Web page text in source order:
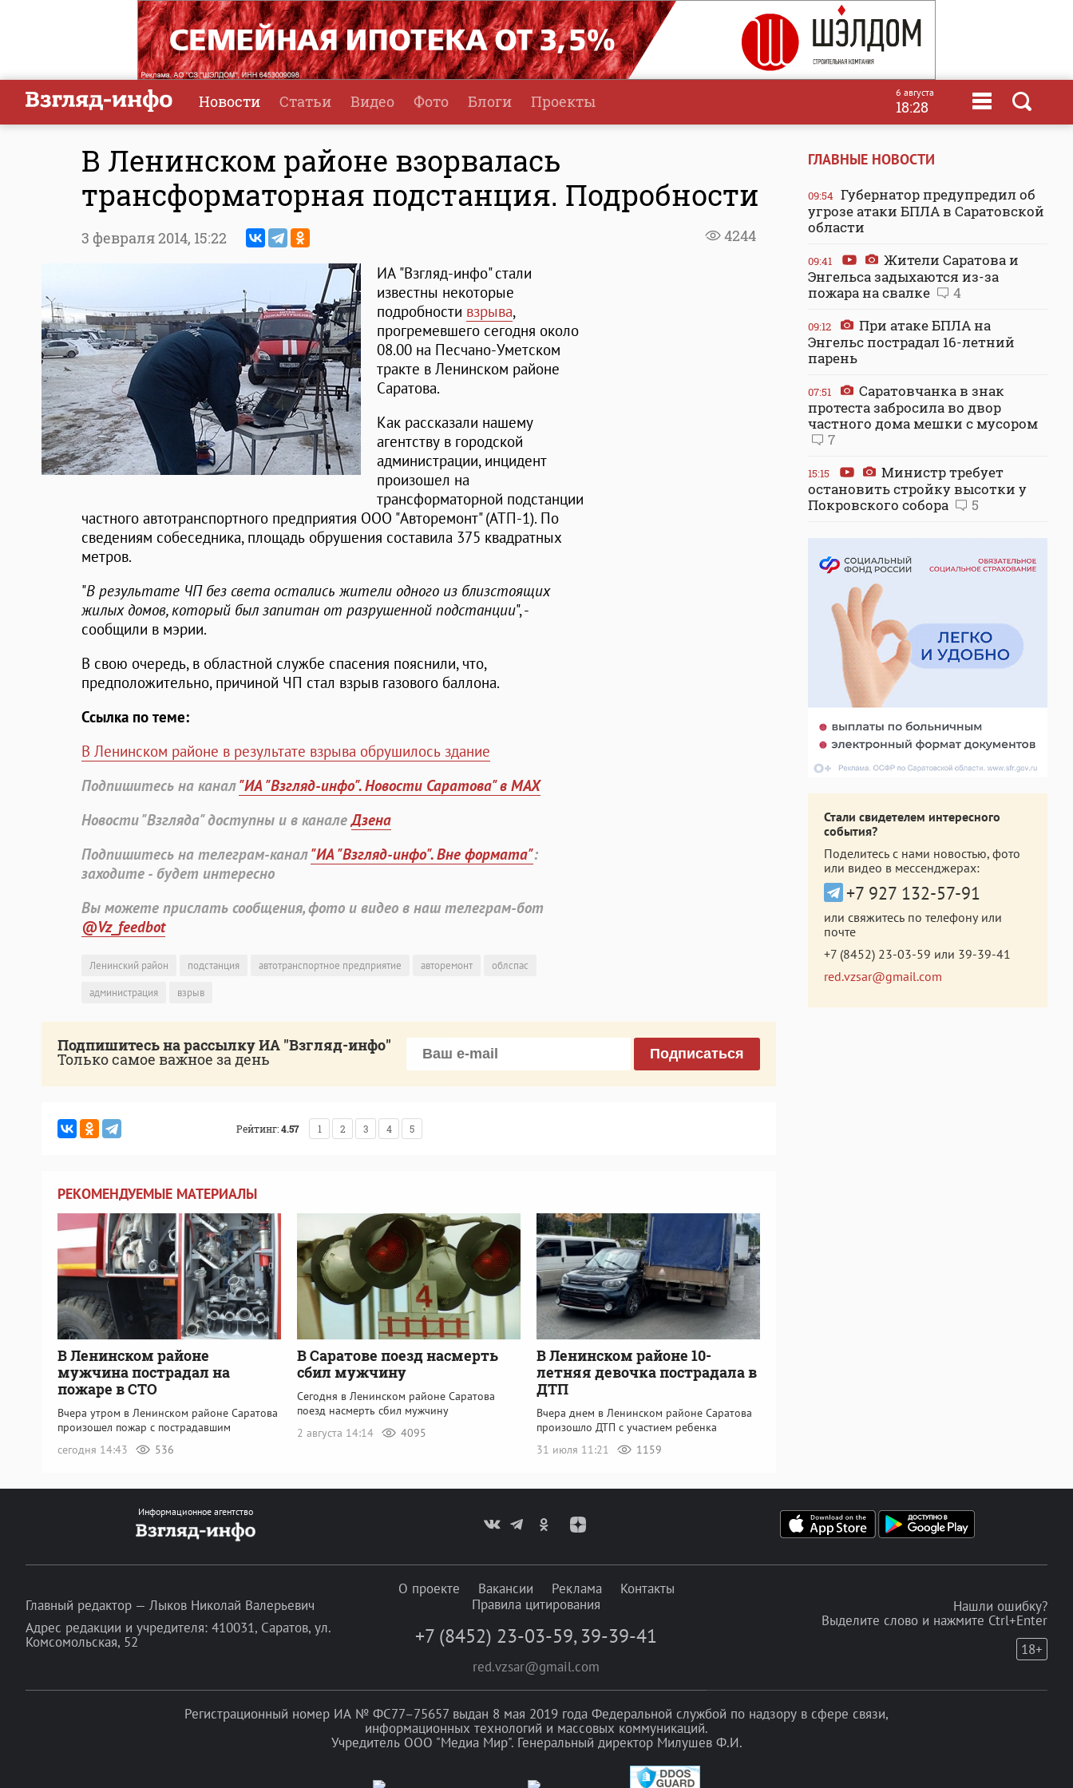
Новости Статьи Видео Фото Блоги Проекты 6 августа
18:28
В Ленинском районе взорвалась
трансформаторная подстанция. Подробности
4244
3 февраля 2014, 15:22
ИА "Взгляд-инфо" стали
известны некоторые
подробности взрыва,
прогремевшего сегодня около
08.00 на Песчано-Уметском
тракте в Ленинском районе
Саратова.
Как рассказали нашему
агентству в городской
администрации, инцидент
произошел на
трансформаторной подстанции
частного автотранспортного предприятия ООО "Авторемонт" (АТП-1). По
сведениям собеседника, площадь обрушения составила 375 квадратных
метров.
"В результате ЧП без света остались жители одного из близстоящих
жилых домов, который был запитан от разрушенной подстанции", -
сообщили в мэрии.
В свою очередь, в областной службе спасения пояснили, что,
предположительно, причиной ЧП стал взрыв газового баллона.
Ссылка по теме:
В Ленинском районе в результате взрыва обрушилось здание
Подпишитесь на канал"ИА "Взгляд-инфо". Новости Саратова" в MAX
Новости "Взгляда" доступны и в каналеДзена
Подпишитесь на телеграм-канал"ИА "Взгляд-инфо". Вне формата":
заходите - будет интересно
Вы можете прислать сообщения, фото и видео в наш телеграм-бот
@Vz_feedbot
Ленинский район подстанция автотранспортное предприятие авторемонт
облспас
администрация
взрыв
Подпишитесь на рассылку ИА "Взгляд-инфо"
Только самое важное за день Подписаться
Рейтинг:4.57 1 2 3 4 5
РЕКОМЕНДУЕМЫЕ МАТЕРИАЛЫ
В Ленинском районе
мужчина пострадал на
пожаре в СТО
Вчера утром в Ленинском районе Саратова
произошел пожар с пострадавшим
сегодня 14:43
536
В Саратове поезд насмерть
сбил мужчину
Сегодня в Ленинском районе Саратова
поезд насмерть сбил мужчину
2 августа 14:14
4095
В Ленинском районе 10-
летняя девочка пострадала в
ДТП
Вчера днем в Ленинском районе Саратова
произошло ДТП с участием ребенка
31 июля 11:21
1159
ГЛАВНЫЕ НОВОСТИ
09:54 Губернатор предупредил об
угрозе атаки БПЛА в Саратовской
области
09:41
Жители Саратова и
Энгельса задыхаются из-за
пожара на свалке
4
09:12
При атаке БПЛА на
Энгельс пострадал 16-летний
парень
07:51
Саратовчанка в знак
протеста забросила во двор
частного дома мешки с мусором
7
15:15
Министр требует
остановить стройку высотки у
Покровского собора
5
Стали свидетелем интересного
события?
Поделитесь с нами новостью, фото
или видео в мессенджерах:
+7 927 132-57-91
или свяжитесь по телефону или
почте
+7 (8452) 23-03-59 или 39-39-41
red.vzsar@gmail.com
Информационное агентство
Главный редактор — Лыков Николай Валерьевич
Адрес редакции и учредителя: 410031, Саратов, ул.
Комсомольская, 52
О проекте Вакансии Реклама
Контакты
Правила цитирования
+7 (8452) 23-03-59, 39-39-41
red.vzsar@gmail.com
Нашли ошибку?
Выделите слово и нажмите Ctrl+Enter
18+
Регистрационный номер ИА № ФС77–75657 выдан 8 мая 2019 года Федеральной службой по надзору в сфере связи,
информационных технологий и массовых коммуникаций.
Учредитель ООО "Медиа Мир". Генеральный директор Милушев Ф.И.